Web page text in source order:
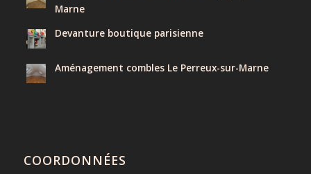
Marne
Devanture boutique parisienne
Aménagement combles Le Perreux-sur-Marne
COORDONNÉES